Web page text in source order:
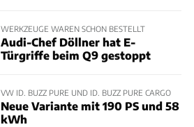
WERKZEUGE WAREN SCHON BESTELLT
Audi-Chef Döllner hat E-
Türgriffe beim Q9 gestoppt
VW ID. BUZZ PURE UND ID. BUZZ PURE CARGO
Neue Variante mit 190 PS und 58
kWh